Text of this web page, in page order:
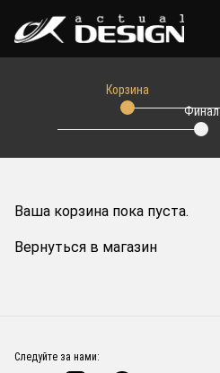
Корзина
Финал
Ваша корзина пока пуста.
Вернуться в магазин
Следуйте за нами: